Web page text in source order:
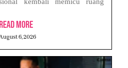
kembali memicu ruang
More
6, 2026